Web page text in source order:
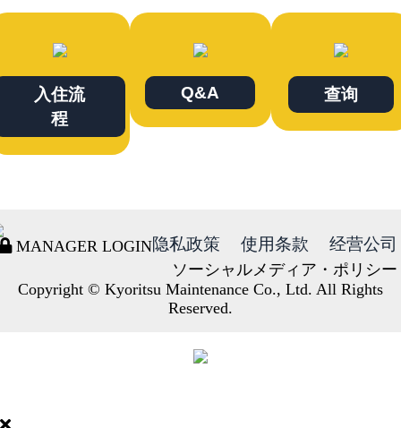
入住流
程
Q&A 查询
MANAGER LOGIN隐私政策 使用条款 经营公司
ソーシャルメディア・ポリシー
Copyright © Kyoritsu Maintenance Co., Ltd. All Rights
Reserved.